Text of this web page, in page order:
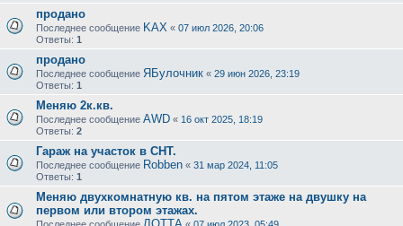
продано
Последнее сообщение KAX « 07 июл 2026, 20:06
Ответы: 1
продано
Последнее сообщение ЯБулочник « 29 июн 2026, 23:19
Ответы: 1
Меняю 2к.кв.
Последнее сообщение AWD « 16 окт 2025, 18:19
Ответы: 2
Гараж на участок в СНТ.
Последнее сообщение Robben « 31 мар 2024, 11:05
Ответы: 1
Меняю двухкомнатную кв. на пятом этаже на двушку на
первом или втором этажах.